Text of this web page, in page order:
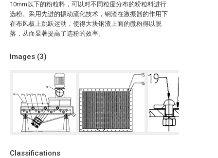
10mm以下的粉粒料，可以对不同粒度分布的粉粒料进行
选粉。采用先进的振动流化技术，钢渣在激振器的作用下
在布风板上跳跃运动，使得大块钢渣上面的微粉得以脱
落，从而显著提高了选粉的效率。
Images (3)
Classifications